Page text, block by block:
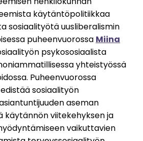
käytäntöpolitiikkaa
sosiaalityötä uusliberalismin
puheenvuorossa Miina
psykososiaalista
yhteistyössä
Puheenvuorossa
sosiaalityön
aseman
käytännön viitekehyksen ja
vaikuttavien